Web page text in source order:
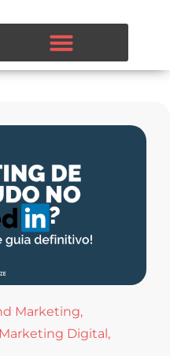
Marketing,
Marketing Digital ,